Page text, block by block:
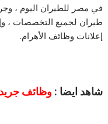
في مصر للطيران اليوم ،
طيران لجميع التخصصات ،
إعلانات وظائف الأهرام.
شاهد ايضا : وظائف جريدة